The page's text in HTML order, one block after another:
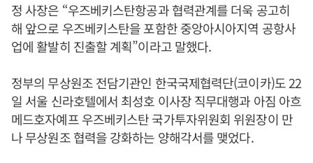
정 사장은 “우즈베키스탄항공과 협력관계를 더욱 공고히
해 앞으로 우즈베키스탄을 포함한 중앙아시아지역 공항사
업에 활발히 진출할 계획”이라고 말했다.
정부의 무상원조 전담기관인 한국국제협력단(코이카)도 22
일 서울 신라호텔에서 최성호 이사장 직무대행과 아짐 아흐
메드호자예프 우즈베키스탄 국가투자위원회 위원장이 만
나 무상원조 협력을 강화하는 양해각서를 맺었다.